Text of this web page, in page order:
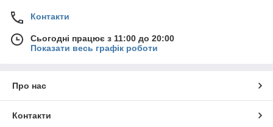
Контакти
Сьогодні працює з 11:00 до 20:00
Показати весь графік роботи
Про нас
Контакти